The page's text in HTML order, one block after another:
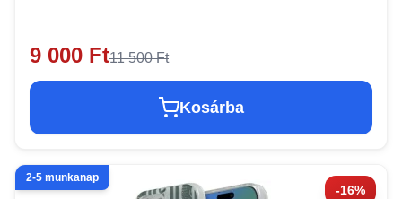
9 000 Ft11 500 Ft
Kosárba
-16%
2-5 munkanap